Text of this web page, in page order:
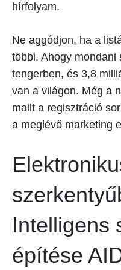
hírfolyam.
Ne aggódjon, ha a
többi. Ahogy mondani
tengerben, és 3,8
van a világon. Még a
mailt a regisztráció
a meglévő marketing
Intelligens
építése